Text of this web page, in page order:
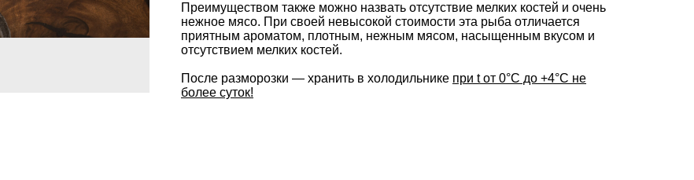
Преимуществом также можно назвать отсутствие мелких костей и очень
нежное мясо. При своей невысокой стоимости эта рыба отличается
приятным ароматом, плотным, нежным мясом, насыщенным вкусом и
отсутствием мелких костей.
После разморозки — хранить в холодильнике при t от 0°С до +4°С не
более суток!